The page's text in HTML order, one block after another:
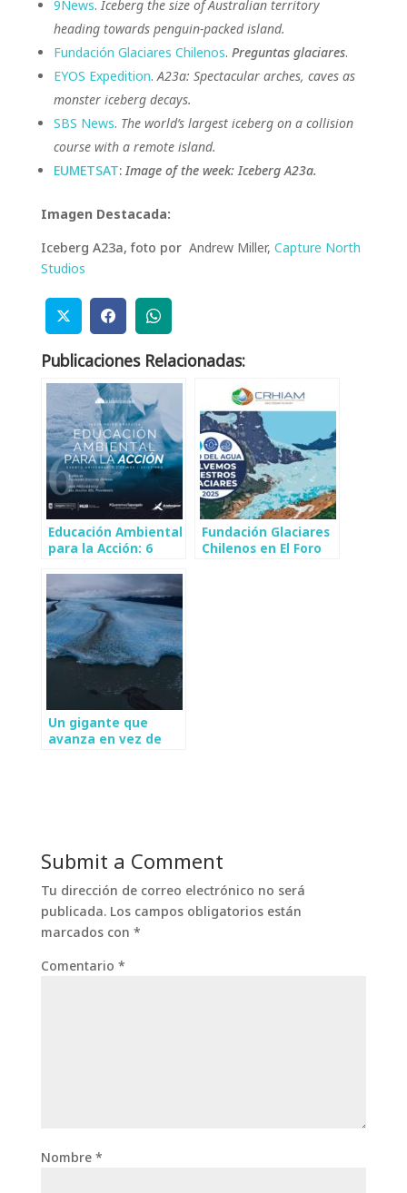
9News. Iceberg the size of Australian territory
heading towards penguin-packed island.
Fundación Glaciares Chilenos. Preguntas glaciares.
EYOS Expedition.A23a: Spectacular arches, caves as
monster iceberg decays.
SBS News. The world’s largest iceberg on a collision
course with a remote island.
EUMETSAT:Image of the week: Iceberg A23a.
Imagen Destacada:
Iceberg A23a, foto por Andrew Miller, Capture North
Studios
Publicaciones Relacionadas:
Educación Ambiental
para la Acción: 6
Glaciares Chilenos
Fundación Glaciares
Chilenos en El Foro
Un gigante que
avanza en vez de
Submit a Comment
Tu dirección de correo electrónico no será
publicada. Los campos obligatorios están
marcados con *
Comentario *
Nombre *